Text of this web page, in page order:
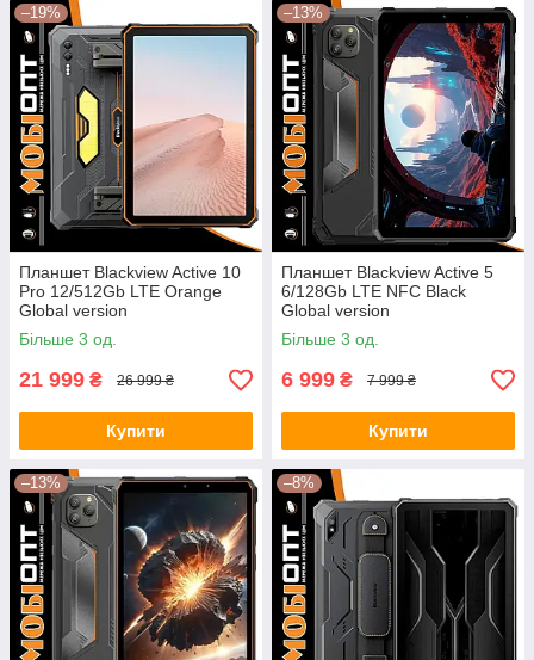
–19%
Планшет Blackview Active 10
Pro 12/512Gb LTE Orange
Global version
Більше 3 од.
21 999 ₴ 26 999 ₴
Купити
–13%
Планшет Blackview Active 5
6/128Gb LTE NFC Black
Global version
Більше 3 од.
6 999 ₴ 7 999 ₴
Купити
–13% –8%